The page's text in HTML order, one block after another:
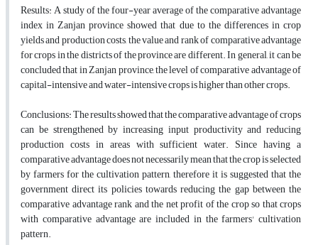
Results: A study of the four-year average of the comparative advantage
index in Zanjan province showed that due to the differences in crop
yields and production costs, the value and rank of comparative advantage
for crops in the districts of the province are different. In general, it can be
concluded that in Zanjan province, the level of comparative advantage of
capital-intensive and water-intensive crops is higher than other crops.
Conclusions: The results showed that the comparative advantage of crops
can be strengthened by increasing input productivity and reducing
production costs in areas with sufficient water. Since having a
comparative advantage does not necessarily mean that the crop is selected
by farmers for the cultivation pattern, therefore it is suggested that the
government direct its policies towards reducing the gap between the
comparative advantage rank and the net profit of the crop so that crops
with comparative advantage are included in the farmers' cultivation
pattern.